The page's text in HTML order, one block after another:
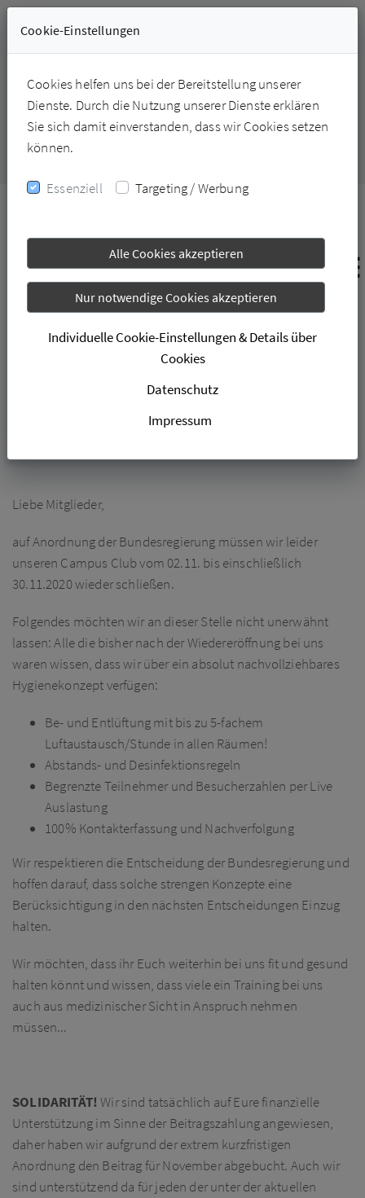
+49-6331-228226
Liebe Mitglieder,
auf Anordnung der Bundesregierung müssen wir leider
unseren Campus Club vom 02.11. bis einschließlich
30.11.2020 wieder schließen.
Folgendes möchten wir an dieser Stelle nicht unerwähnt
lassen: Alle die bisher nach der Wiedereröffnung bei uns
waren wissen, dass wir über ein absolut nachvollziehbares
Hygienekonzept verfügen:
Be- und Entlüftung mit bis zu 5-fachem
Luftaustausch/Stunde in allen Räumen!
Abstands- und Desinfektionsregeln
Begrenzte Teilnehmer und Besucherzahlen per Live
Auslastung
100% Kontakterfassung und Nachverfolgung
Wir respektieren die Entscheidung der Bundesregierung und
hoffen darauf, dass solche strengen Konzepte eine
Berücksichtigung in den nächsten Entscheidungen Einzug
halten.
Wir möchten, dass ihr Euch weiterhin bei uns fit und gesund
halten könnt und wissen, dass viele ein Training bei uns
auch aus medizinischer Sicht in Anspruch nehmen
müssen...
SOLIDARITÄT!Wir sind tatsächlich auf Eure finanzielle
Unterstützung im Sinne der Beitragszahlung angewiesen,
daher haben wir aufgrund der extrem kurzfristigen
Anordnung den Beitrag für November abgebucht. Auch wir
sind unterstützend da für jeden der unter der aktuellen
Cookie-Einstellungen
Cookies helfen uns bei der Bereitstellung unserer
Dienste. Durch die Nutzung unserer Dienste erklären
Sie sich damit einverstanden, dass wir Cookies setzen
können.
Essenziell Targeting / Werbung
Alle Cookies akzeptieren
Nur notwendige Cookies akzeptieren
Individuelle Cookie-Einstellungen & Details über
Cookies
Datenschutz
Impressum